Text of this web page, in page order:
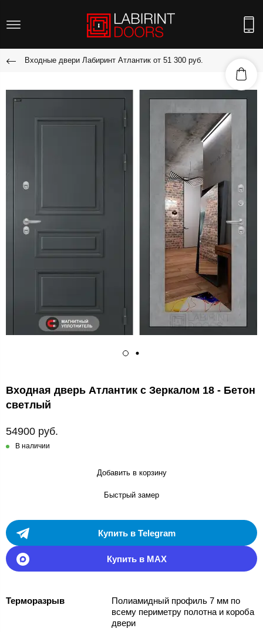
Входные двери Лабиринт Атлантик от 51 300 руб.
Входная дверь Атлантик с Зеркалом 18 - Бетон
светлый
54900 руб.
В наличии
Добавить в корзину
Быстрый замер
Купить в Telegram
Купить в MAX
Терморазрыв
Полиамидный профиль 7 мм по
всему периметру полотна и короба
двери